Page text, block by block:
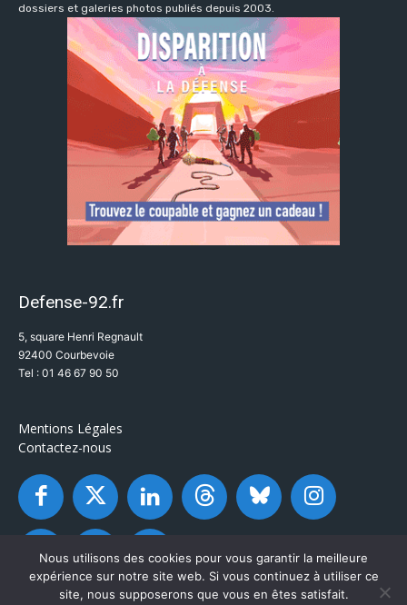
dossiers et galeries photos publiés depuis 2003.
Defense-92.fr
5, square Henri Regnault
92400 Courbevoie
Tel : 01 46 67 90 50
Mentions Légales
Contactez-nous
Nous utilisons des cookies pour vous garantir la meilleure
expérience sur notre site web. Si vous continuez à utiliser ce
site, nous supposerons que vous en êtes satisfait.